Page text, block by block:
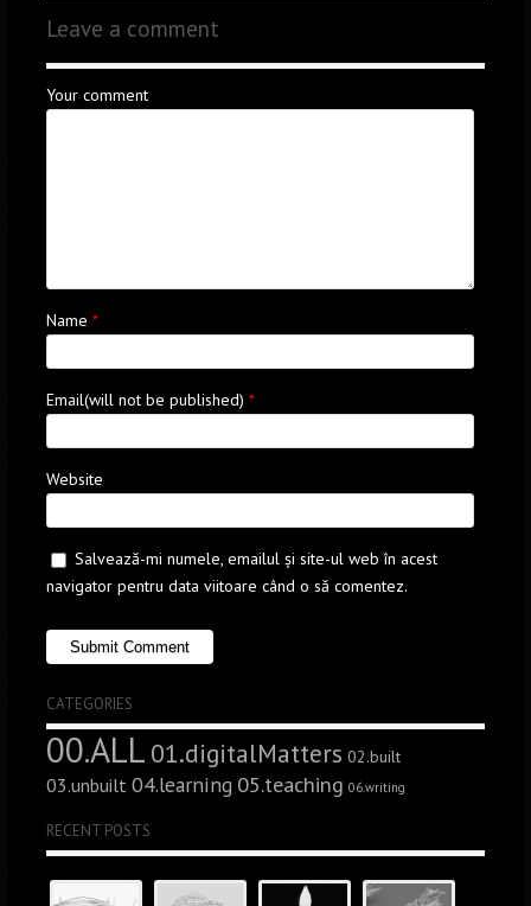
Leave a comment
Your comment
Name *
Email(will not be published) *
Website
Salvează-mi numele, emailul și site-ul web în acest
navigator pentru data viitoare când o să comentez.
CATEGORIES
00.ALL 01.digitalMatters 02.built
03.unbuilt 04.learning 05.teaching 06.writing
RECENT POSTS